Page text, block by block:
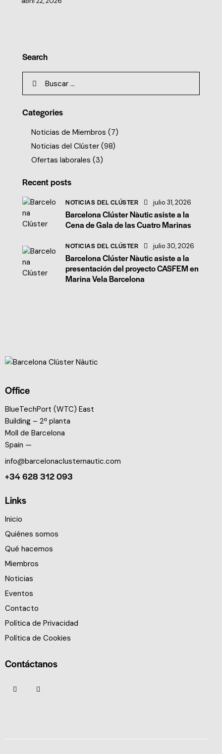
Search
Categories
Noticias de Miembros (7)
Noticias del Clúster (98)
Ofertas laborales (3)
Recent posts
NOTICIAS DEL CLÚSTER julio 31, 2026
Barcelona Clúster Nàutic asiste a la
Cena de Gala de las Cuatro Marinas
NOTICIAS DEL CLÚSTER julio 30, 2026
Barcelona Clúster Nàutic asiste a la
presentación del proyecto CASFEM en
Marina Vela Barcelona
Office
BlueTechPort (WTC) East
Building – 2ª planta
Moll de Barcelona
Spain —
info@barcelonaclusternautic.com
+34 628 312 093
Links
Inicio
Quiénes somos
Qué hacemos
Miembros
Noticias
Eventos
Contacto
Política de Privacidad
Política de Cookies
Contáctanos